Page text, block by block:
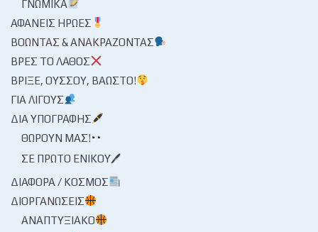
ΓΝΩΜΙΚΆ
ΑΦΑΝΕΊΣ ΉΡΩΕΣ
ΒΟΏΝΤΑΣ & ΑΝΑΚΡΆΖΟΝΤΑΣ
ΒΡΕΣ ΤΟ ΛΆΘΟΣ
ΒΡΊΞΕ, ΟΎΣΣΟΥ, ΒΆΩΣΤΟ!
ΓΙΑ ΛΊΓΟΥΣ
ΔΙΑ ΥΠΟΓΡΑΦΉΣ
ΘΩΡΟΎΝ ΜΑΣ!
ΣΕ ΠΡΏΤΟ ΕΝΙΚΟΎ🖊
ΔΙΆΦΟΡΑ / ΚΌΣΜΟΣ
ΔΙΟΡΓΑΝΏΣΕΙΣ
ΑΝΑΠΤΥΞΙΑΚΌ